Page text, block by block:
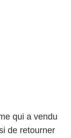
qui a vendu
de retourner